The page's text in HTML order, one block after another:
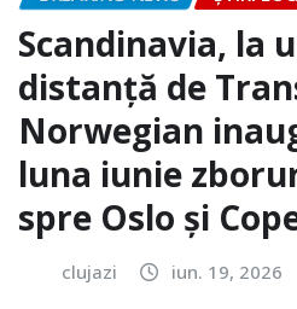
Scandinavia, la
distanță de
Norwegian
luna iunie
spre Oslo și
clujazi iun. 19, 2026